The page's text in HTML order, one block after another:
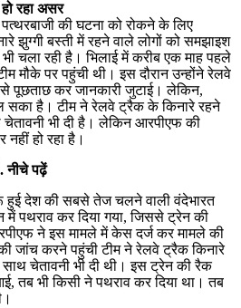
रहा असर
पत्थरबाजी की घटना को रोकने के लिए
झुग्गी बस्ती में रहने वाले लोगों को समझाइश
चला रही है। भिलाई में करीब एक माह पहले
मौके पर पहुंची थी। इस दौरान उन्होंने रेलवे
पूछताछ कर जानकारी जुटाई। लेकिन,
सका है। टीम ने रेलवे ट्रैक के किनारे रहने
भी दी है। लेकिन आरपीएफ की
हो रहा है।
नीचे पढ़ें
हुई देश की सबसे तेज चलने वाली वंदेभारत
पथराव कर दिया गया, जिससे ट्रेन की
ने इस मामले में केस दर्ज कर मामले की
जांच करने पहुंची टीम ने रेलवे ट्रैक किनारे
चेतावनी भी दी थी। इस ट्रेन की रैक
तब भी किसी ने पथराव कर दिया था। तब